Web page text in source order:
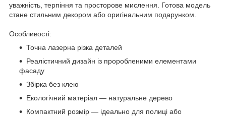
уважність, терпіння та просторове мислення. Готова модель
стане стильним декором або оригінальним подарунком.
Особливості:
Точна лазерна різка деталей
Реалістичний дизайн із проробленими елементами
фасаду
Збірка без клею
Екологічний матеріал — натуральне дерево
Компактний розмір — ідеально для полиці або